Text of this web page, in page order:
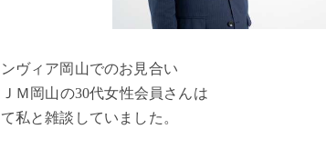
ヴィア岡山でのお見合い
Ｍ岡山の30代女性会員さんは
私と雑談していました。